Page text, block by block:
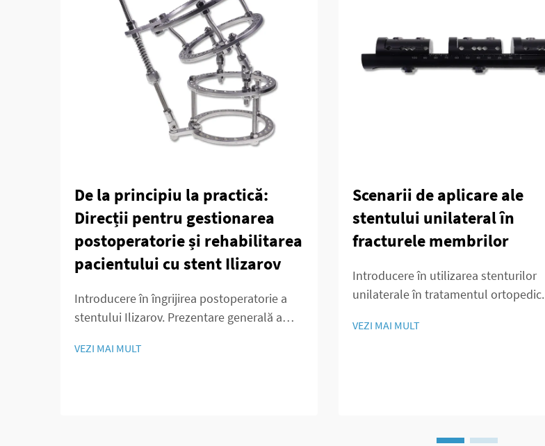
De la principiu la practică:
Direcții pentru gestionarea
postoperatorie și rehabilitarea
pacientului cu stent Ilizarov
Introducere în îngrijirea postoperatorie a
stentului Ilizarov. Prezentare generală a
a schimbat jocul pentru chirurgii ortopezi
VEZI MAI MULT
Scenarii de aplicare ale
stentului unilateral în
fracturele membrilor
Introducere în utilizarea stenturilor
unilaterale în tratamentul ortopedic.
schimbări majore datorită stenturilor
VEZI MAI MULT